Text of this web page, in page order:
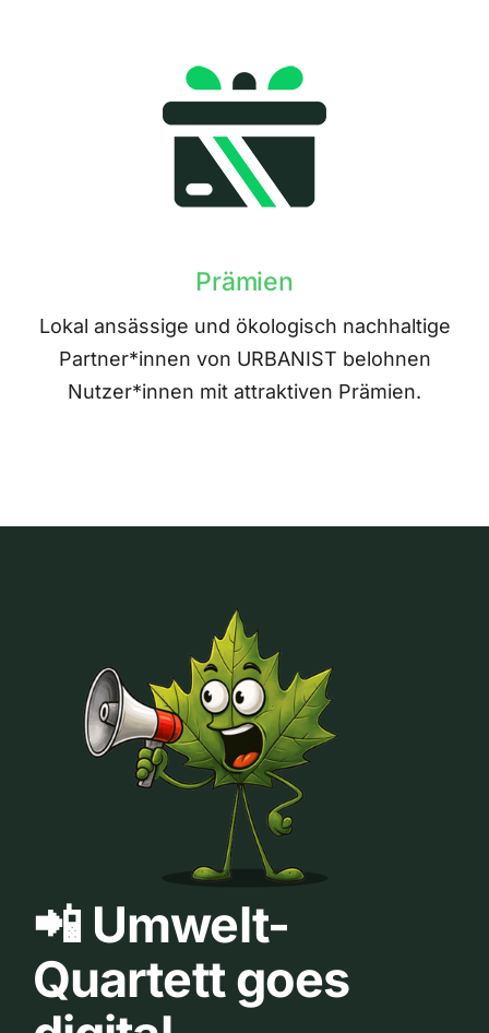
Prämien
Lokal ansässige und ökologisch nachhaltige
Partner*innen von URBANIST belohnen
Nutzer*innen mit attraktiven Prämien.
📲 Umwelt-
Quartett goes